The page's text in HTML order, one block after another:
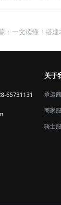
：一文读懂！搭
65731131
关于
承运
商家
骑士